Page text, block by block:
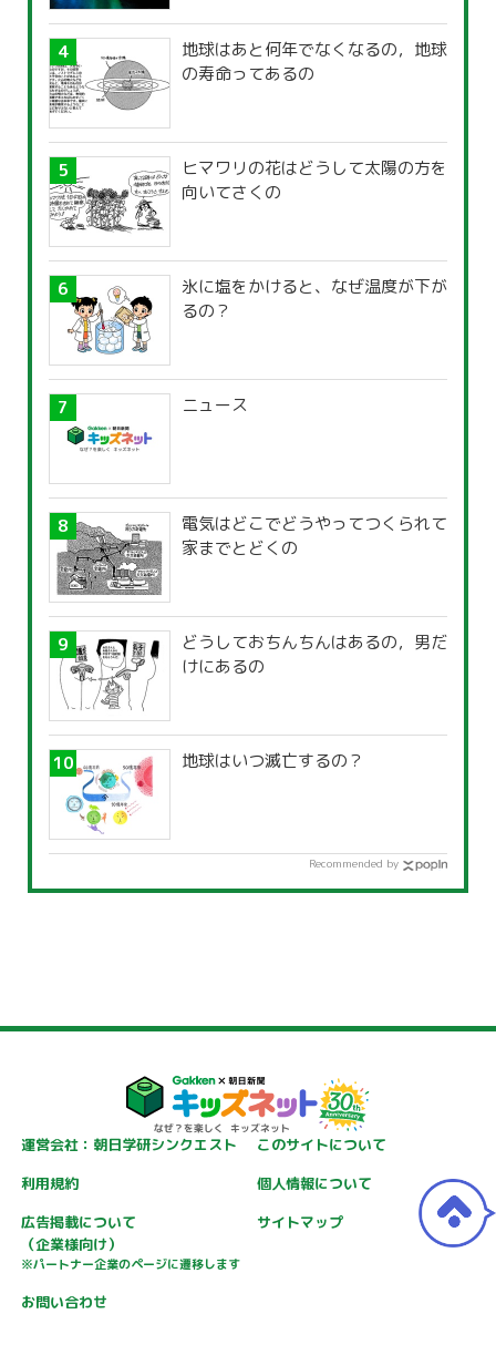
地球はあと何年でなくなるの，地球
の寿命ってあるの
ヒマワリの花はどうして太陽の方を
向いてさくの
氷に塩をかけると、なぜ温度が下が
るの？
ニュース
電気はどこでどうやってつくられて
家までとどくの
どうしておちんちんはあるの，男だ
けにあるの
地球はいつ滅亡するの？
Recommended by
運営会社：朝日学研シンクエスト
このサイトについて
利用規約
個人情報について
広告掲載について
（企業様向け）
※パートナー企業のページに遷移します
サイトマップ
お問い合わせ